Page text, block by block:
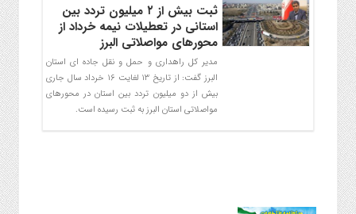
ثبت بیش از ۲ میلیون تردد بین
استانی در تعطیلات نیمه خرداد از
محورهای مواصلاتی البرز
مدیر کل راهداری و حمل و نقل جاده ای استان
البرز گفت: از تاریخ ۱۳ لغایت ۱۶ خرداد سال جاری
بیش از دو میلیون تردد بین استان در محورهای
مواصلاتی استان البرز به ثبت رسیده است.